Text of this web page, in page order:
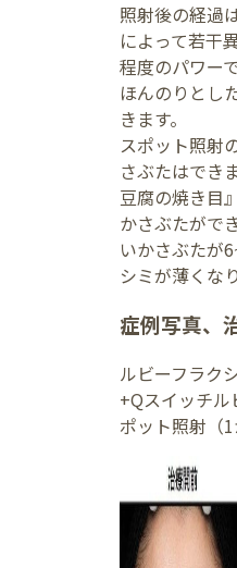
照射後の経過
によって若干
程度のパワー
ほんのりとし
きます。
スポット照射
さぶたはでき
豆腐の焼き目
かさぶたがで
いかさぶたが
シミが薄くな
症例写真、
ルビーフラク
+Qスイッチル
ポット照射（1